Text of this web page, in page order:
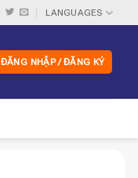
LANGUAGES
ĐĂNG NHẬP / ĐĂNG KÝ